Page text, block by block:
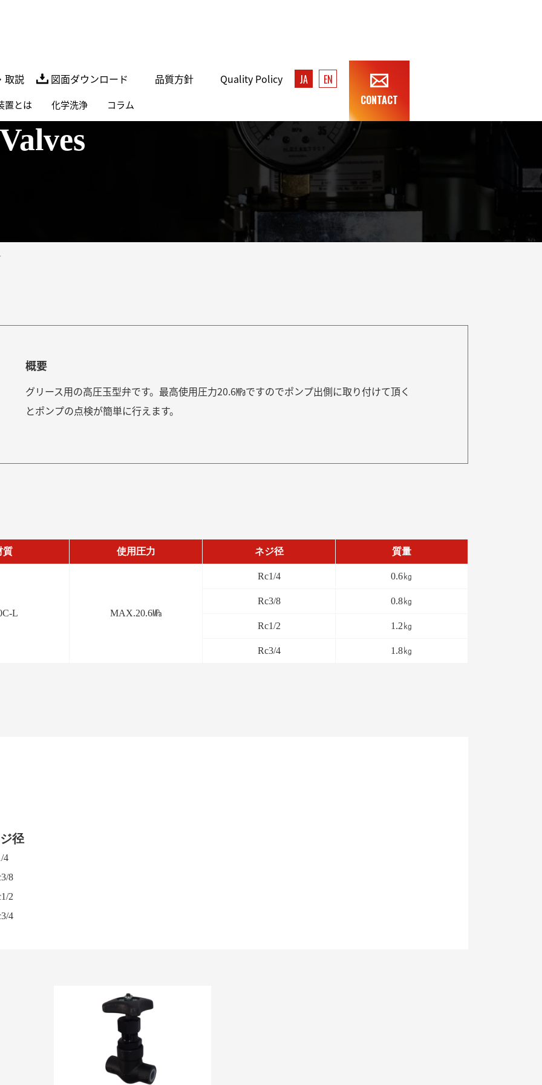
取説 図面ダウンロード 品質方針 Quality Policy JA EN
置とは 化学洗浄 コラム CONTACT
概要
グリース用の高圧玉型弁です。最高使用圧力20.6㎫ですのでポンプ出側に取り付けて頂く
とポンプの点検が簡単に行えます。
質 使用圧力 ネジ径 質量
L MAX.20.6㎫
Rc1/4 0.6㎏
Rc3/8 0.8㎏
Rc1/2 1.2㎏
Rc3/4 1.8㎏
径
4
8
2
4